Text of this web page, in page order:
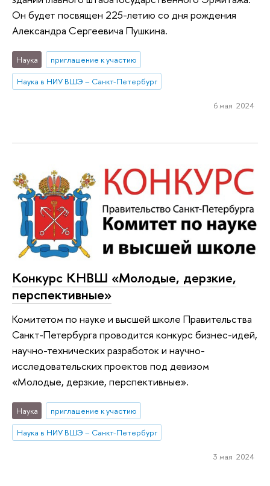
Он будет посвящен 225-летию со дня рождения
Александра Сергеевича Пушкина.
Наука
приглашение к участию
Наука в НИУ ВШЭ – Санкт-Петербург
6 мая 2024
Конкурс КНВШ «Молодые, дерзкие,
перспективные»
Комитетом по науке и высшей школе Правительства
Санкт-Петербурга проводится конкурс бизнес-идей,
научно-технических разработок и научно-
исследовательских проектов под девизом
«Молодые, дерзкие, перспективные».
Наука
приглашение к участию
Наука в НИУ ВШЭ – Санкт-Петербург
3 мая 2024